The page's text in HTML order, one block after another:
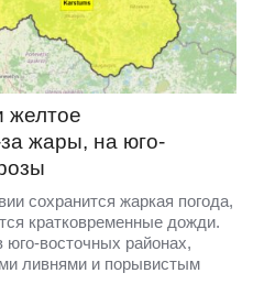
желтое
жары, на юго-
сохранится жаркая погода,
кратковременные дожди.
восточных районах,
ливнями и порывистым